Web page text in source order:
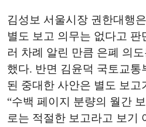
김성보 서울시장 권한대행
별도 보고 의무는 없다고 판
러 차례 알린 만큼 은폐 의
했다. 반면 김윤덕 국토교통
된 중대한 사안은 별도 보고
“수백 페이지 분량의 월간
로는 적절한 보고라고 보기